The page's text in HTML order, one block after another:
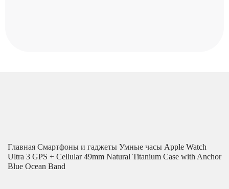
Главная Смартфоны и гаджеты Умные часы Apple Watch
Ultra 3 GPS + Cellular 49mm Natural Titanium Case with Anchor
Blue Ocean Band